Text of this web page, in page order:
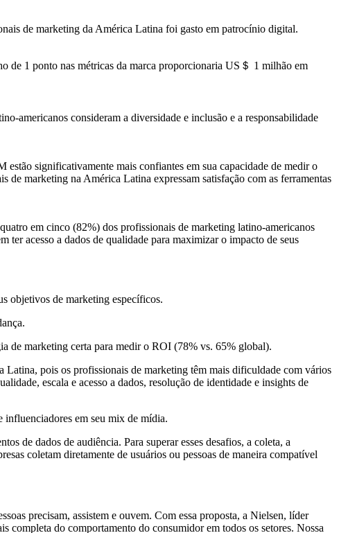
de marketing da América Latina foi gasto em patrocínio digital.
de 1 ponto nas métricas da marca proporcionaria US＄ 1 milhão em
americanos consideram a diversidade e inclusão e a responsabilidade
significativamente mais confiantes em sua capacidade de medir o
marketing na América Latina expressam satisfação com as ferramentas
em cinco (82%) dos profissionais de marketing latino-americanos
ter acesso a dados de qualidade para maximizar o impacto de seus
objetivos de marketing específicos.
de marketing certa para medir o ROI (78% vs. 65% global).
Latina, pois os profissionais de marketing têm mais dificuldade com vários
escala e acesso a dados, resolução de identidade e insights de
influenciadores em seu mix de mídia.
de dados de audiência. Para superar esses desafios, a coleta, a
coletam diretamente de usuários ou pessoas de maneira compatível
precisam, assistem e ouvem. Com essa proposta, a Nielsen, líder
completa do comportamento do consumidor em todos os setores. Nossa